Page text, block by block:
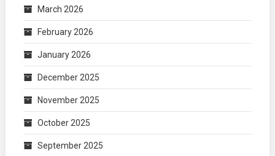
March 2026
February 2026
January 2026
December 2025
November 2025
October 2025
September 2025